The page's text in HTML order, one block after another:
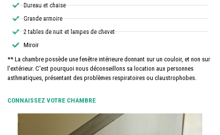
Bureau et chaise
Grande armoire
2 tables de nuit et lampes de chevet
Miroir
** La chambre possède une fenêtre intérieure donnant sur un couloir, et non sur
l'extérieur. C'est pourquoi nous déconseillons sa location aux personnes
asthmatiques, présentant des problèmes respiratoires ou claustrophobes.
CONNAISSEZ VOTRE CHAMBRE